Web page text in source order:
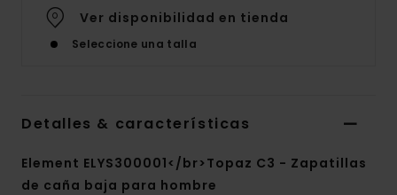
Ver disponibilidad en tienda
Seleccione una talla
Detalles & características
Element ELYS300001</br>Topaz C3 - Zapatillas
de caña baja para hombre